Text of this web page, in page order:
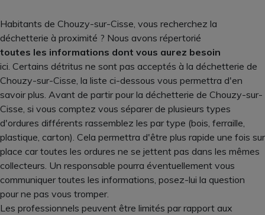
Habitants de Chouzy-sur-Cisse, vous recherchez la
déchetterie à proximité ? Nous avons répertorié
toutes les informations dont vous aurez besoin
ici. Certains détritus ne sont pas acceptés à la déchetterie de
Chouzy-sur-Cisse, la liste ci-dessous vous permettra d'en
savoir plus. Avant de partir pour la déchetterie de Chouzy-sur-
Cisse, si vous comptez vous séparer de plusieurs types
d'ordures différents rassemblez les par type (bois, ferraille,
plastique, carton). Cela permettra d'être plus rapide une fois sur
place car toutes les ordures ne se jettent pas dans les mêmes
collecteurs. Un responsable pourra éventuellement vous
communiquer toutes les informations, posez-lui la question
pour ne pas vous tromper.
Les professionnels peuvent être limités par rapport aux